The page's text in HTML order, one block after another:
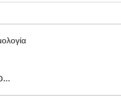
ισχυρό και με
Vivo X300 FE